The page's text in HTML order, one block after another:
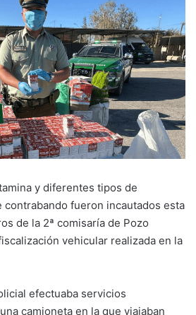
y diferentes tipos de
contrabando fueron incautados esta
de la 2ª comisaría de Pozo
vehicular realizada en la
efectuaba servicios
camioneta en la que viajaban